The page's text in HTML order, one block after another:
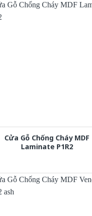
Cửa Gỗ Chống Cháy MDF
Laminate P1R2